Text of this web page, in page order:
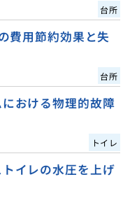
台所
費用節約効果と失
台所
おける物理的故障
トイレ
イレの水圧を上げ